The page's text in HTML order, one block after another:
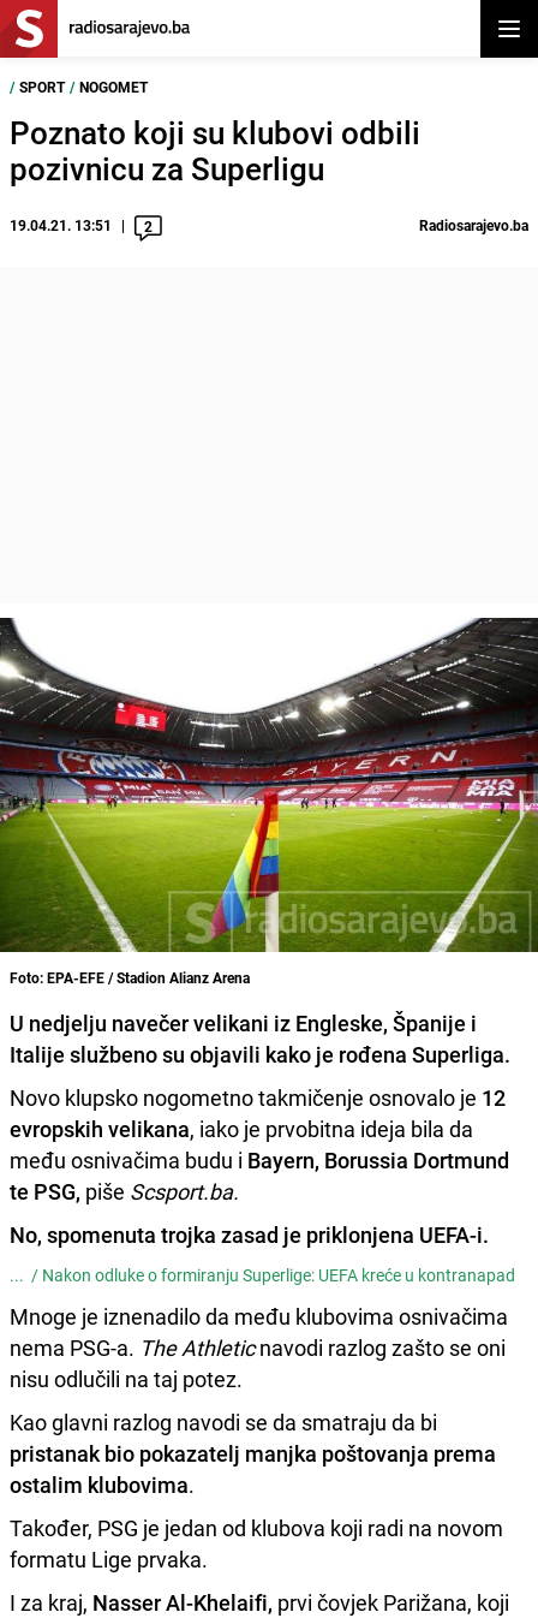
/ SPORT / NOGOMET
Poznato koji su klubovi odbili
pozivnicu za Superligu
19.04.21. 13:51 2 Radiosarajevo.ba
Foto: EPA-EFE / Stadion Alianz Arena
U nedjelju navečer velikani iz Engleske, Španije i
Italije službeno su objavili kako je rođena Superliga.
Novo klupsko nogometno takmičenje osnovalo je 12
evropskih velikana, iako je prvobitna ideja bila da
među osnivačima budu i Bayern, Borussia Dortmund
te PSG, piše Scsport.ba.
No, spomenuta trojka zasad je priklonjena UEFA-i.
... / Nakon odluke o formiranju Superlige: UEFA kreće u kontranapad
Mnoge je iznenadilo da među klubovima osnivačima
nema PSG-a. The Athleticnavodi razlog zašto se oni
nisu odlučili na taj potez.
Kao glavni razlog navodi se da smatraju da bi
pristanak bio pokazatelj manjka poštovanja prema
ostalim klubovima.
Također, PSG je jedan od klubova koji radi na novom
formatu Lige prvaka.
I za kraj, Nasser Al-Khelaifi, prvi čovjek Parižana, koji